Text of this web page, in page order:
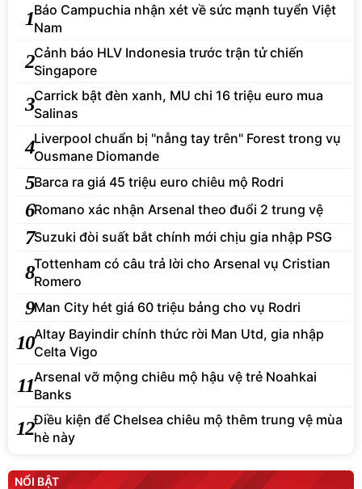
1Báo Campuchia nhận xét về sức mạnh tuyển Việt
Nam
2Cảnh báo HLV Indonesia trước trận tử chiến
Singapore
3Carrick bật đèn xanh, MU chi 16 triệu euro mua
Salinas
4Liverpool chuẩn bị "nẫng tay trên" Forest trong vụ
Ousmane Diomande
5Barca ra giá 45 triệu euro chiêu mộ Rodri
6Romano xác nhận Arsenal theo đuổi 2 trung vệ
7Suzuki đòi suất bắt chính mới chịu gia nhập PSG
8Tottenham có câu trả lời cho Arsenal vụ Cristian
Romero
9Man City hét giá 60 triệu bảng cho vụ Rodri
10Altay Bayindir chính thức rời Man Utd, gia nhập
Celta Vigo
11Arsenal vỡ mộng chiêu mộ hậu vệ trẻ Noahkai
Banks
12Điều kiện để Chelsea chiêu mộ thêm trung vệ mùa
hè này
NỔI BẬT